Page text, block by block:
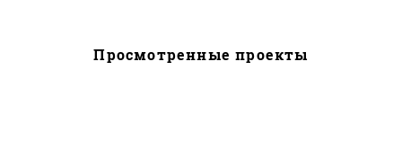
Просмотренные проекты